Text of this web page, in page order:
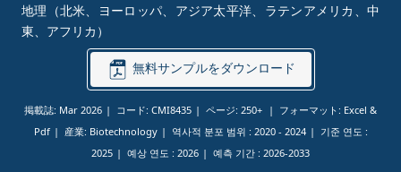
地理（北米、ヨーロッパ、アジア太平洋、ラテンアメリカ、中
東、アフリカ）
無料サンプルをダウンロード
掲載誌: Mar 2026 コード: CMI8435 ページ: 250+
フォーマット: Excel &
Pdf
産業: Biotechnology 역사적 분포 범위 : 2020 - 2024
기준 연도 :
2025
예상 연도 : 2026 예측 기간 : 2026-2033